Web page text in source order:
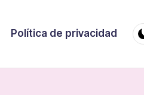
Política de privacidad